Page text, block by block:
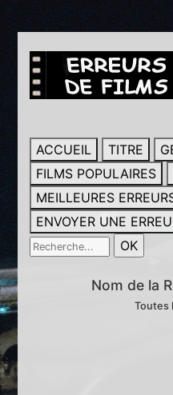
ACCUEIL TITRE
FILMS POPULAIRES
MEILLEURES
ENVOYER UNE
Nom de la
Toutes